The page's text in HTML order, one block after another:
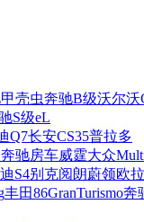
甲壳虫奔驰B级沃尔沃
S级eL
Q7长安CS35普拉多
驰房车威霆大众
S4别克阅朗蔚领欧
丰田86GranTurismo奔